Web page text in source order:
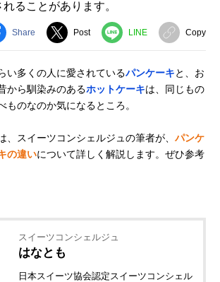
ることがあります。
Share Post LINE Copy
い多くの人に愛されているパンケーキと、お
から馴染みのあるホットケーキは、同じもの
ものなのか気になるところ。
、スイーツコンシェルジュの筆者が、 パンケ
の違いについて詳しく解説します。ぜひ参考
スイーツコンシェルジュ
はなとも
日本スイーツ協会認定スイーツコンシェル